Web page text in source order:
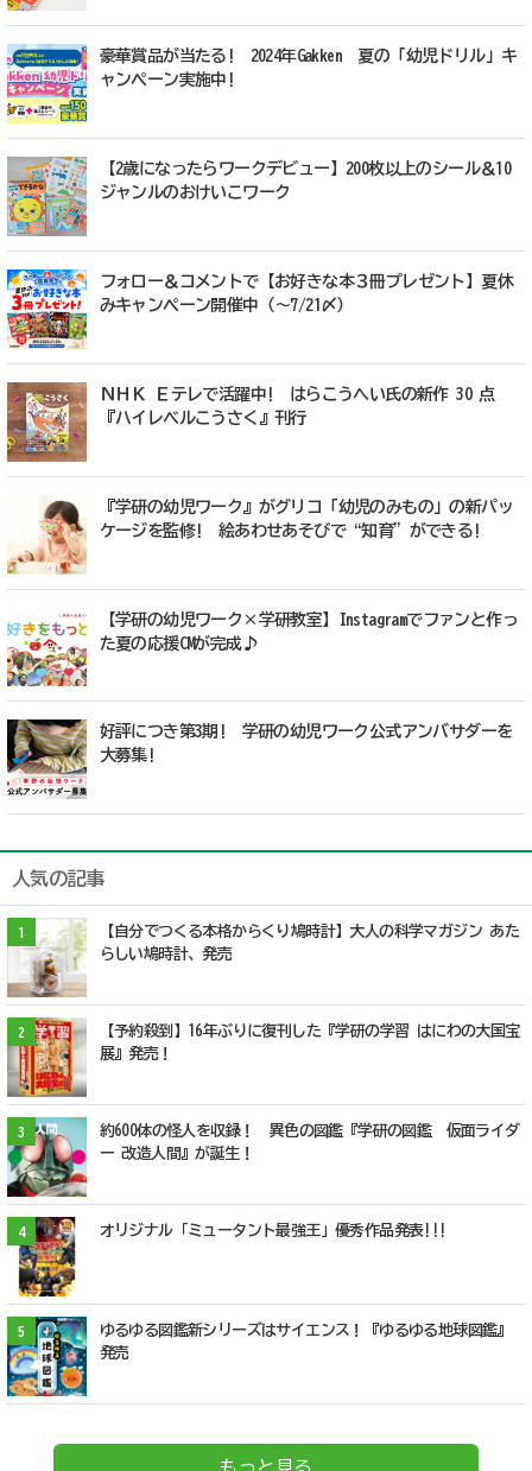
豪華賞品が当たる! 2024年Gakken 夏の「幼児ドリル」キ
ャンペーン実施中!
【2歳になったらワークデビュー】200枚以上のシール＆10
ジャンルのおけいこワーク
フォロー＆コメントで【お好きな本３冊プレゼント】夏休
みキャンペーン開催中（～7/21〆）
ＮＨＫ Ｅテレで活躍中! はらこうへい氏の新作 3O 点
『ハイレベルこうさく』刊行
『学研の幼児ワーク』がグリコ「幼児のみもの」の新パッ
ケージを監修! 絵あわせあそびで“知育”ができる!
【学研の幼児ワーク×学研教室】Instagramでファンと作っ
た夏の応援CMが完成♪
好評につき第3期! 学研の幼児ワーク公式アンバサダーを
大募集!
人気の記事
1
【自分でつくる本格からくり鳩時計】大人の科学マガジン あた
らしい鳩時計、発売
2
【予約殺到】16年ぶりに復刊した『学研の学習 はにわの大国宝
展』発売！
3
約600体の怪人を収録！ 異色の図鑑『学研の図鑑 仮面ライダ
ー 改造人間』が誕生！
4 オリジナル「ミュータント最強王」優秀作品発表!!!
5
ゆるゆる図鑑新シリーズはサイエンス！『ゆるゆる地球図鑑』
発売
もっと見る